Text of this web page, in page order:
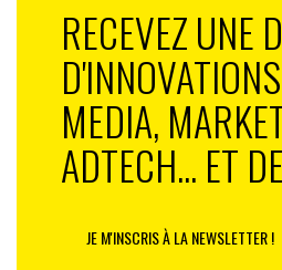
RECEVEZ UNE
MEDIA,
ADTECH... ET
JE M'INSCRIS À LA NEWSLETTER !